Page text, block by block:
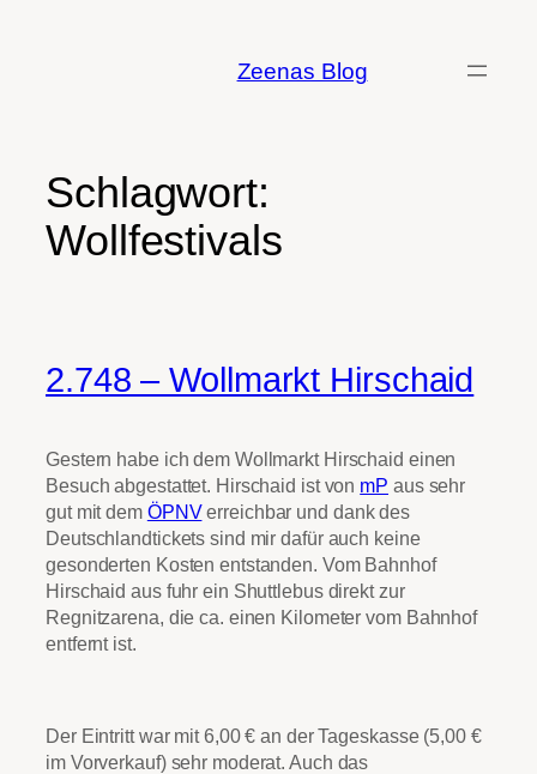
Zeenas Blog
Schlagwort:
Wollfestivals
2.748 – Wollmarkt Hirschaid
Gestern habe ich dem Wollmarkt Hirschaid einen
Besuch abgestattet. Hirschaid ist von mP aus sehr
gut mit dem ÖPNVerreichbar und dank des
Deutschlandtickets sind mir dafür auch keine
gesonderten Kosten entstanden. Vom Bahnhof
Hirschaid aus fuhr ein Shuttlebus direkt zur
Regnitzarena, die ca. einen Kilometer vom Bahnhof
entfernt ist.
Der Eintritt war mit 6,00 € an der Tageskasse (5,00 €
im Vorverkauf) sehr moderat. Auch das